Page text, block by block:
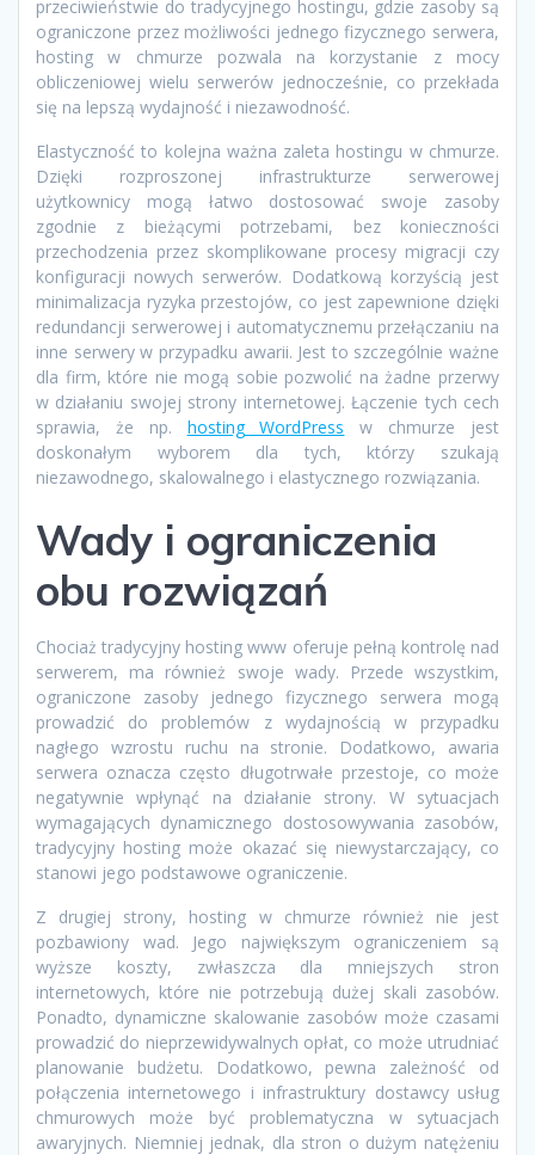
przeciwieństwie do tradycyjnego hostingu, gdzie zasoby są
ograniczone przez możliwości jednego fizycznego serwera,
hosting w chmurze pozwala na korzystanie z mocy
obliczeniowej wielu serwerów jednocześnie, co przekłada
się na lepszą wydajność i niezawodność.
Elastyczność to kolejna ważna zaleta hostingu w chmurze.
Dzięki rozproszonej infrastrukturze serwerowej
użytkownicy mogą łatwo dostosować swoje zasoby
zgodnie z bieżącymi potrzebami, bez konieczności
przechodzenia przez skomplikowane procesy migracji czy
konfiguracji nowych serwerów. Dodatkową korzyścią jest
minimalizacja ryzyka przestojów, co jest zapewnione dzięki
redundancji serwerowej i automatycznemu przełączaniu na
inne serwery w przypadku awarii. Jest to szczególnie ważne
dla firm, które nie mogą sobie pozwolić na żadne przerwy
w działaniu swojej strony internetowej. Łączenie tych cech
sprawia, że np. hosting WordPress w chmurze jest
doskonałym wyborem dla tych, którzy szukają
niezawodnego, skalowalnego i elastycznego rozwiązania.
Wady i ograniczenia
obu rozwiązań
Chociaż tradycyjny hosting www oferuje pełną kontrolę nad
serwerem, ma również swoje wady. Przede wszystkim,
ograniczone zasoby jednego fizycznego serwera mogą
prowadzić do problemów z wydajnością w przypadku
nagłego wzrostu ruchu na stronie. Dodatkowo, awaria
serwera oznacza często długotrwałe przestoje, co może
negatywnie wpłynąć na działanie strony. W sytuacjach
wymagających dynamicznego dostosowywania zasobów,
tradycyjny hosting może okazać się niewystarczający, co
stanowi jego podstawowe ograniczenie.
Z drugiej strony, hosting w chmurze również nie jest
pozbawiony wad. Jego największym ograniczeniem są
wyższe koszty, zwłaszcza dla mniejszych stron
internetowych, które nie potrzebują dużej skali zasobów.
Ponadto, dynamiczne skalowanie zasobów może czasami
prowadzić do nieprzewidywalnych opłat, co może utrudniać
planowanie budżetu. Dodatkowo, pewna zależność od
połączenia internetowego i infrastruktury dostawcy usług
chmurowych może być problematyczna w sytuacjach
awaryjnych. Niemniej jednak, dla stron o dużym natężeniu